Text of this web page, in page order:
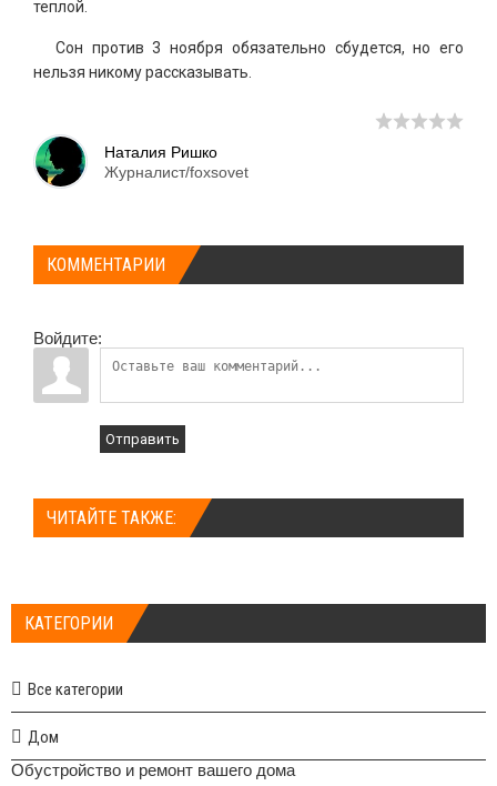
теплой.
Сон против 3 ноября обязательно сбудется, но его
нельзя никому рассказывать.
Наталия Ришко
Журналист/foxsovet
КОММЕНТАРИИ
Войдите:
Отправить
ЧИТАЙТЕ ТАКЖЕ:
КАТЕГОРИИ
Все категории
Дом
Обустройство и ремонт вашего дома